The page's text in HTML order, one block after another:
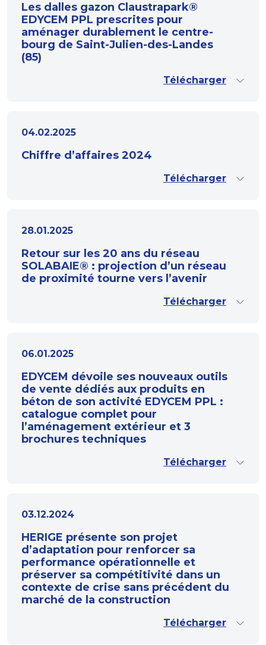
Les dalles gazon Claustrapark®
EDYCEM PPL prescrites pour
aménager durablement le centre-
bourg de Saint-Julien-des-Landes
(85)
Télécharger
04.02.2025
Chiffre d’affaires 2024
Télécharger
28.01.2025
Retour sur les 20 ans du réseau
SOLABAIE® : projection d’un réseau
de proximité tourne vers l’avenir
Télécharger
06.01.2025
EDYCEM dévoile ses nouveaux outils
de vente dédiés aux produits en
béton de son activité EDYCEM PPL :
catalogue complet pour
l’aménagement extérieur et 3
brochures techniques
Télécharger
03.12.2024
HERIGE présente son projet
d’adaptation pour renforcer sa
performance opérationnelle et
préserver sa compétitivité dans un
contexte de crise sans précédent du
marché de la construction
Télécharger